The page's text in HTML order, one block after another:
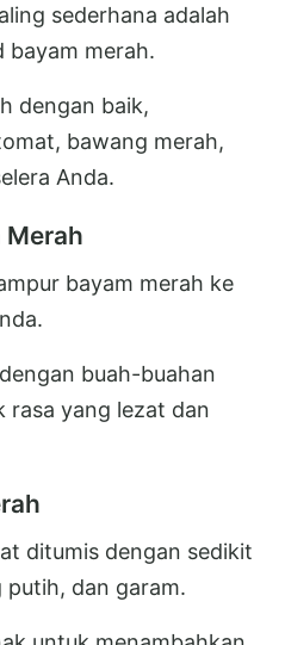
sederhana adalah
bayam merah.
dengan baik,
bawang merah,
Anda.
Merah
bayam merah ke
buah-buahan
rasa yang lezat dan
ditumis dengan sedikit
dan garam.